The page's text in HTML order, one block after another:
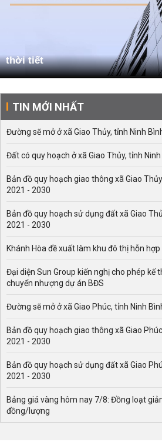
thời tiết
TIN MỚI NHẤT
Đường sẽ mở ở xã Giao Thủy, tỉnh Ninh
Đất có quy hoạch ở xã Giao Thủy, tỉnh Ninh
Bản đồ quy hoạch giao thông xã Giao
2021 - 2030
Bản đồ quy hoạch sử dụng đất xã Giao
2021 - 2030
Khánh Hòa đề xuất làm khu đô thị hỗn
Đại diện Sun Group kiến nghị cho phép kế
chuyển nhượng dự án BĐS
Đường sẽ mở ở xã Giao Phúc, tỉnh Ninh
Bản đồ quy hoạch giao thông xã Giao
2021 - 2030
Bản đồ quy hoạch sử dụng đất xã Giao
2021 - 2030
Bảng giá vàng hôm nay 7/8: Đồng loạt
đồng/lượng